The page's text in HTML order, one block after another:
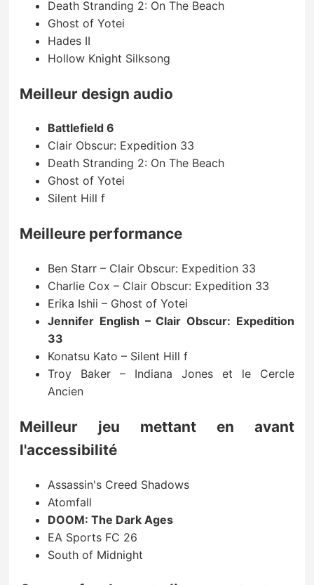
Death Stranding 2: On The Beach
Ghost of Yotei
Hades II
Hollow Knight Silksong
Meilleur design audio
Battlefield 6
Clair Obscur: Expedition 33
Death Stranding 2: On The Beach
Ghost of Yotei
Silent Hill f
Meilleure performance
Ben Starr – Clair Obscur: Expedition 33
Charlie Cox – Clair Obscur: Expedition 33
Erika Ishii – Ghost of Yotei
Jennifer English – Clair Obscur: Expedition
33
Konatsu Kato – Silent Hill f
Troy Baker – Indiana Jones et le Cercle
Ancien
Meilleur jeu mettant en avant
l'accessibilité
Assassin's Creed Shadows
Atomfall
DOOM: The Dark Ages
EA Sports FC 26
South of Midnight